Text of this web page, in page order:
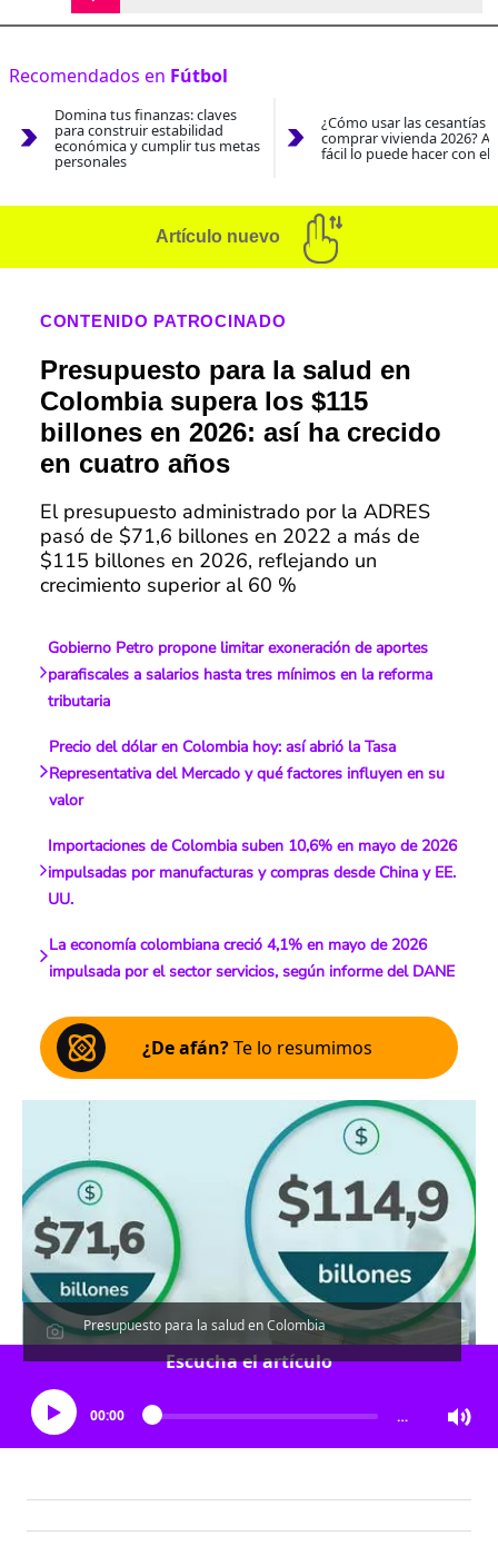
Recomendados en Fútbol
Domina tus finanzas: claves
para construir estabilidad
económica y cumplir tus metas
personales
¿Cómo usar las cesantías
comprar vivienda 2026?
fácil lo puede hacer con el
Artículo nuevo
CONTENIDO PATROCINADO
Presupuesto para la salud en
Colombia supera los $115
billones en 2026: así ha crecido
en cuatro años
El presupuesto administrado por la ADRES
pasó de $71,6 billones en 2022 a más de
$115 billones en 2026, reflejando un
crecimiento superior al 60 %
Gobierno Petro propone limitar exoneración de aportes
parafiscales a salarios hasta tres mínimos en la reforma
tributaria
Precio del dólar en Colombia hoy: así abrió la Tasa
Representativa del Mercado y qué factores influyen en su
valor
Importaciones de Colombia suben 10,6% en mayo de 2026
impulsadas por manufacturas y compras desde China y EE.
UU.
La economía colombiana creció 4,1% en mayo de 2026
impulsada por el sector servicios, según informe del DANE
¿De afán?Te lo resumimos
Presupuesto para la salud en Colombia
Escucha el artículo
00:00 …